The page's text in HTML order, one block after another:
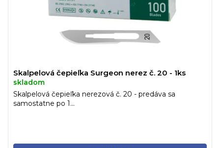
Skalpelová čepieľka Surgeon nerez č. 20 - 1ks
skladom
Skalpelová čepieľka nerezová č. 20 - predáva sa
samostatne po 1...